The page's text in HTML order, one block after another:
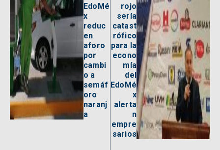
EdoMé
x
reduc
en
aforo
por
cambi
o a
semáf
oro
naranj
a
rojo
sería
catast
rófico
para la
econo
mía
del
EdoMé
x
alerta
n
empre
sarios